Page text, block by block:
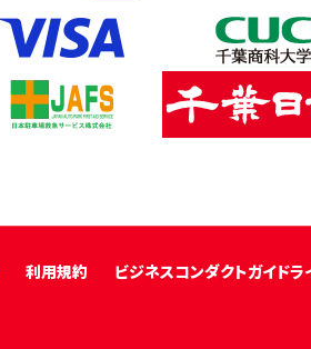
利用規約 ビジネスコンダクトガイドラ